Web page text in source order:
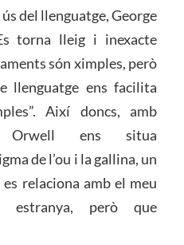
del llenguatge, George
torna lleig i inexacte
són ximples, però
llenguatge ens facilita
Així doncs, amb
Orwell ens situa
de l’ou i la gallina, un
relaciona amb el meu
estranya, però que